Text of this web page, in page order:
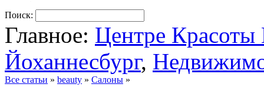
Поиск:
Главное: Центре
Йоханнесбург,
Все статьи » beauty » Салоны »